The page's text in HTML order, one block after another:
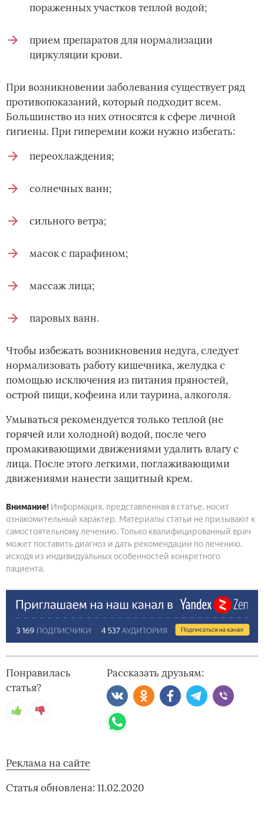
пораженных участков теплой водой;
прием препаратов для нормализации
циркуляции крови.
При возникновении заболевания существует ряд
противопоказаний, который подходит всем.
Большинство из них относятся к сфере личной
гигиены. При гиперемии кожи нужно избегать:
переохлаждения;
солнечных ванн;
сильного ветра;
масок с парафином;
массаж лица;
паровых ванн.
Чтобы избежать возникновения недуга, следует
нормализовать работу кишечника, желудка с
помощью исключения из питания пряностей,
острой пищи, кофеина или таурина, алкоголя.
Умываться рекомендуется только теплой (не
горячей или холодной) водой, после чего
промакивающими движениями удалить влагу с
лица. После этого легкими, поглаживающими
движениями нанести защитный крем.
Внимание! Информация, представленная в статье, носит
ознакомительный характер. Материалы статьи не призывают к
самостоятельному лечению. Только квалифицированный врач
может поставить диагноз и дать рекомендации по лечению,
исходя из индивидуальных особенностей конкретного
пациента.
Понравилась
статья?
Рассказать друзьям:
Реклама на сайте
Статья обновлена: 11.02.2020